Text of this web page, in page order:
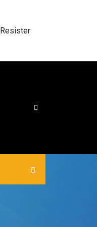
Resister